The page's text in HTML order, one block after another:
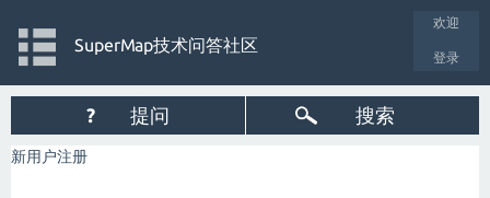
欢迎
登录
SuperMap技术问答社区
? 提问 搜索
新用户注册